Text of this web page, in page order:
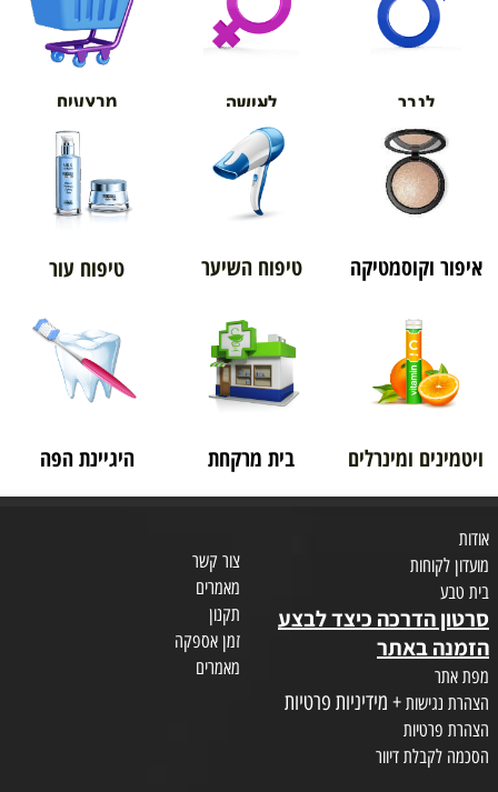
אורטופדיה
לגבר לאישה מבצעים
איפור וקוסמטיקה טיפוח השיער טיפוח עור
ויטמינים ומינרלים בית מרקחת היגיינת הפה
אודות
מועדון לקוחות
בית טבע
סרטון הדרכה כיצד לבצע
הזמנה באתר
מפת אתר
הצהרת נגישות + מידיניות פרטיות
הצהרת פרטיות
הסכמה לקבלת דיוור
צור קשר
מאמרים
תקנון
זמן אספקה
מאמרים